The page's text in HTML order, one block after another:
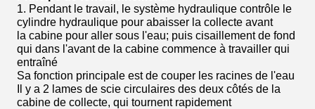
1. Pendant le travail, le système hydraulique contrôle le
cylindre hydraulique pour abaisser la collecte avant
la cabine pour aller sous l'eau; puis cisaillement de fond
qui dans l'avant de la cabine commence à travailler qui
entraîné
Sa fonction principale est de couper les racines de l'eau
Il y a 2 lames de scie circulaires des deux côtés de la
cabine de collecte, qui tournent rapidement